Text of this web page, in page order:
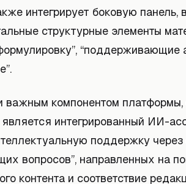
интегрирует боковую
структурные элементы
“поддерживающие
важным компонентом
является интегрированный ИИ-
поддержку
вопросов”, направленных на
контента и соответствие